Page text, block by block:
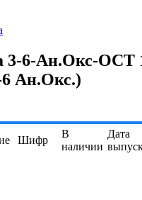
3-6-Ан.Окс-ОСТ
Ан.Окс.)
Шифр
В
наличии
Дата